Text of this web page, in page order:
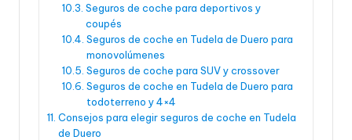
Seguros de coche para deportivos y
coupés
Seguros de coche en Tudela de Duero para
monovolúmenes
Seguros de coche para SUV y crossover
Seguros de coche en Tudela de Duero para
todoterreno y 4×4
Consejos para elegir seguros de coche en Tudela
de Duero